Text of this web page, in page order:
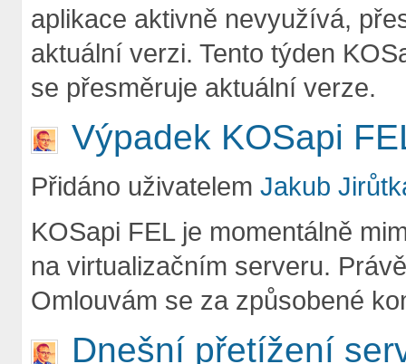
aplikace aktivně nevyužívá,
aktuální verzi. Tento týden
se přesměruje aktuální verze.
Výpadek KOSapi
Přidáno uživatelem Jakub
KOSapi FEL je momentálně
na virtualizačním serveru.
Omlouvám se za způsobené
Dnešní přetížení